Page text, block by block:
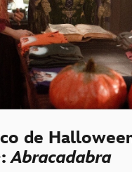
de
Abracadabra